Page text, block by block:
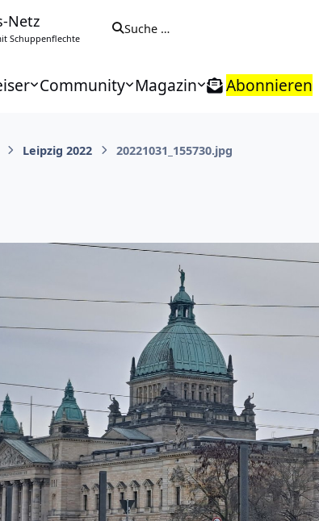
Netz
Schuppenflechte
Suche …
Community Magazin Abonnieren
Leipzig 2022 20221031_155730.jpg